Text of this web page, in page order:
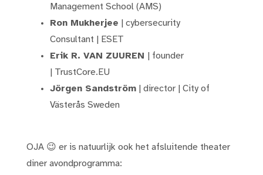
Management School (AMS)
Ron Mukherjee | cybersecurity
Consultant | ESET
Erik R. VAN ZUUREN
| founder
| TrustCore.EU
Jörgen Sandström | director | City of
Västerås Sweden
OJA 😉 er is natuurlijk ook het afsluitende theater
diner avondprogramma: